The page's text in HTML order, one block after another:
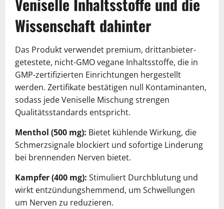
Wissenschaft dahinter
Das Produkt verwendet premium, drittanbieter-
getestete, nicht-GMO vegane Inhaltsstoffe, die in
GMP-zertifizierten Einrichtungen hergestellt
werden. Zertifikate bestätigen null Kontaminanten,
sodass jede Veniselle Mischung strengen
Qualitätsstandards entspricht.
Menthol (500 mg): Bietet kühlende Wirkung, die
Schmerzsignale blockiert und sofortige Linderung
bei brennenden Nerven bietet.
Kampfer (400 mg): Stimuliert Durchblutung und
wirkt entzündungshemmend, um Schwellungen
um Nerven zu reduzieren.